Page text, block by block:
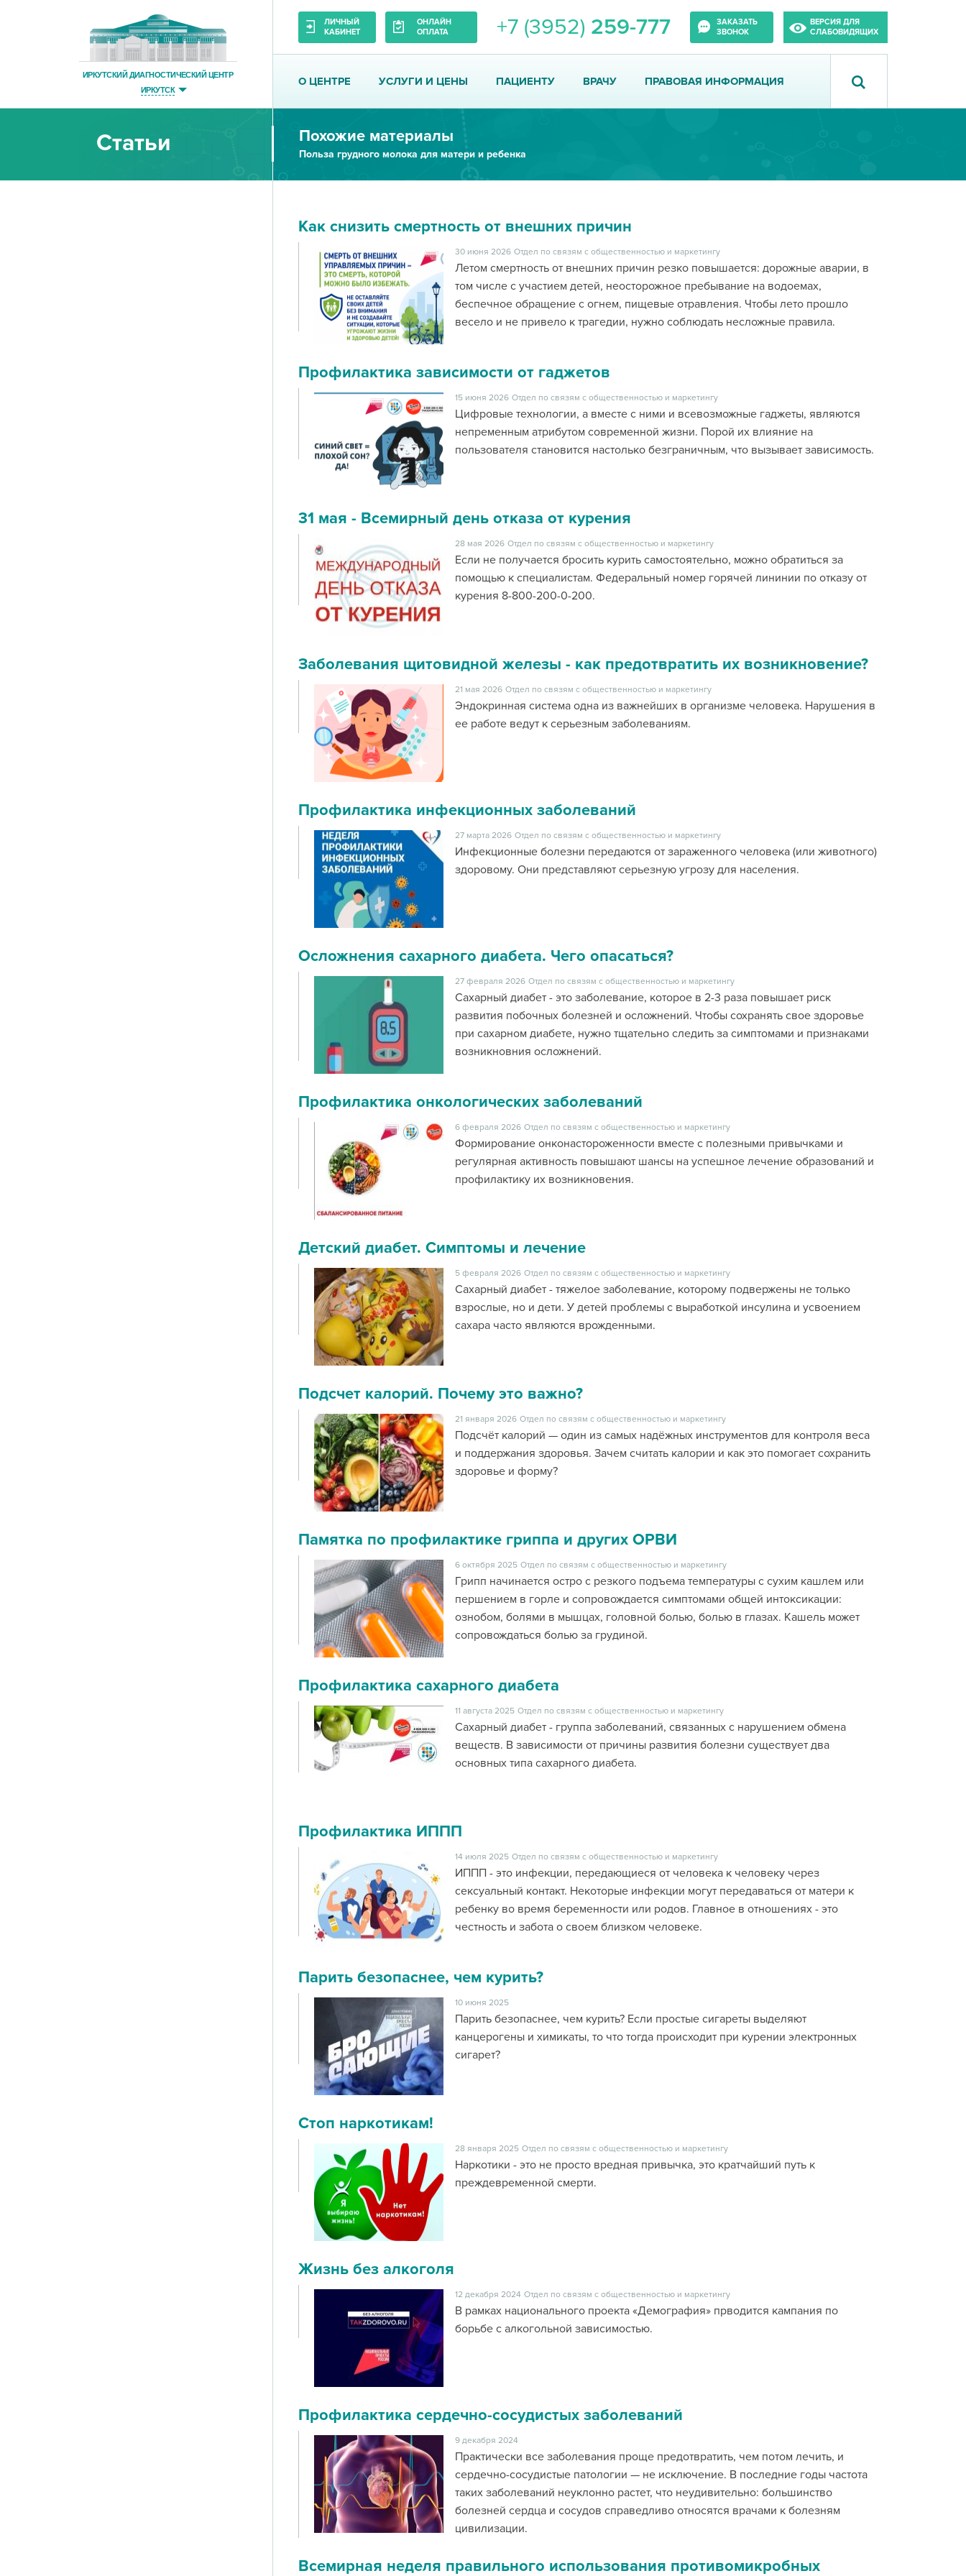
ИРКУТСКИЙ ДИАГНОСТИЧЕСКИЙ ЦЕНТР
ИРКУТСК
ЛИЧНЫЙ
КАБИНЕТ
ОНЛАЙН
ОПЛАТА
+7 (3952) 259-777
ЗАКАЗАТЬ
ЗВОНОК
ВЕРСИЯ ДЛЯ
СЛАБОВИДЯЩИХ
О ЦЕНТРЕ УСЛУГИ И ЦЕНЫ ПАЦИЕНТУ ВРАЧУ ПРАВОВАЯ ИНФОРМАЦИЯ
Статьи Похожие материалы
Польза грудного молока для матери и ребенка
Как снизить смертность от внешних причин
30 июня 2026 Отдел по связям с общественностью и маркетингу
Летом смертность от внешних причин резко повышается: дорожные аварии, в
том числе с участием детей, неосторожное пребывание на водоемах,
беспечное обращение с огнем, пищевые отравления. Чтобы лето прошло
весело и не привело к трагедии, нужно соблюдать несложные правила.
Профилактика зависимости от гаджетов
15 июня 2026 Отдел по связям с общественностью и маркетингу
Цифровые технологии, а вместе с ними и всевозможные гаджеты, являются
непременным атрибутом современной жизни. Порой их влияние на
пользователя становится настолько безграничным, что вызывает зависимость.
31 мая - Всемирный день отказа от курения
28 мая 2026 Отдел по связям с общественностью и маркетингу
Если не получается бросить курить самостоятельно, можно обратиться за
помощью к специалистам. Федеральный номер горячей лининии по отказу от
курения 8-800-200-0-200.
Заболевания щитовидной железы - как предотвратить их возникновение?
21 мая 2026 Отдел по связям с общественностью и маркетингу
Эндокринная система одна из важнейших в организме человека. Нарушения в
ее работе ведут к серьезным заболеваниям.
Профилактика инфекционных заболеваний
27 марта 2026 Отдел по связям с общественностью и маркетингу
Инфекционные болезни передаются от зараженного человека (или животного)
здоровому. Они представляют серьезную угрозу для населения.
Осложнения сахарного диабета. Чего опасаться?
27 февраля 2026 Отдел по связям с общественностью и маркетингу
Сахарный диабет - это заболевание, которое в 2-3 раза повышает риск
развития побочных болезней и осложнений. Чтобы сохранять свое здоровье
при сахарном диабете, нужно тщательно следить за симптомами и признаками
возникновния осложнений.
Профилактика онкологических заболеваний
6 февраля 2026 Отдел по связям с общественностью и маркетингу
Формирование онконастороженности вместе с полезными привычками и
регулярная активность повышают шансы на успешное лечение образований и
профилактику их возникновения.
Детский диабет. Симптомы и лечение
5 февраля 2026 Отдел по связям с общественностью и маркетингу
Сахарный диабет - тяжелое заболевание, которому подвержены не только
взрослые, но и дети. У детей проблемы с выработкой инсулина и усвоением
сахара часто являются врожденными.
Подсчет калорий. Почему это важно?
21 января 2026 Отдел по связям с общественностью и маркетингу
Подсчёт калорий — один из самых надёжных инструментов для контроля веса
и поддержания здоровья. Зачем считать калории и как это помогает сохранить
здоровье и форму?
Памятка по профилактике гриппа и других ОРВИ
6 октября 2025 Отдел по связям с общественностью и маркетингу
Грипп начинается остро с резкого подъема температуры с сухим кашлем или
першением в горле и сопровождается симптомами общей интоксикации:
ознобом, болями в мышцах, головной болью, болью в глазах. Кашель может
сопровождаться болью за грудиной.
Профилактика сахарного диабета
11 августа 2025 Отдел по связям с общественностью и маркетингу
Сахарный диабет - группа заболеваний, связанных с нарушением обмена
веществ. В зависимости от причины развития болезни существует два
основных типа сахарного диабета.
Профилактика ИППП
14 июля 2025 Отдел по связям с общественностью и маркетингу
ИППП - это инфекции, передающиеся от человека к человеку через
сексуальный контакт. Некоторые инфекции могут передаваться от матери к
ребенку во время беременности или родов. Главное в отношениях - это
честность и забота о своем близком человеке.
Парить безопаснее, чем курить?
10 июня 2025
Парить безопаснее, чем курить? Если простые сигареты выделяют
канцерогены и химикаты, то что тогда происходит при курении электронных
сигарет?
Стоп наркотикам!
28 января 2025 Отдел по связям с общественностью и маркетингу
Наркотики - это не просто вредная привычка, это кратчайший путь к
преждевременной смерти.
Жизнь без алкоголя
12 декабря 2024 Отдел по связям с общественностью и маркетингу
В рамках национального проекта «Демография» прводится кампания по
борьбе с алкогольной зависимостью.
Профилактика сердечно-сосудистых заболеваний
9 декабря 2024
Практически все заболевания проще предотвратить, чем потом лечить, и
сердечно-сосудистые патологии — не исключение. В последние годы частота
таких заболеваний неуклонно растет, что неудивительно: большинство
болезней сердца и сосудов справедливо относятся врачами к болезням
цивилизации.
Всемирная неделя правильного использования противомикробных